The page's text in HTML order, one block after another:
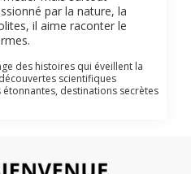
par la nature, la
il aime raconter le
des histoires qui éveillent la
scientifiques
destinations secrètes